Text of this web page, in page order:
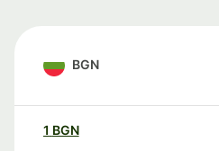
BGN
1 BGN